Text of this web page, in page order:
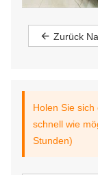
Zurück
Holen Sie
schnell wie
Stunden)